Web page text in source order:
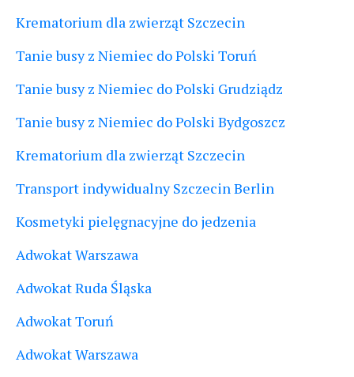
Krematorium dla zwierząt Szczecin
Tanie busy z Niemiec do Polski Toruń
Tanie busy z Niemiec do Polski Grudziądz
Tanie busy z Niemiec do Polski Bydgoszcz
Krematorium dla zwierząt Szczecin
Transport indywidualny Szczecin Berlin
Kosmetyki pielęgnacyjne do jedzenia
Adwokat Warszawa
Adwokat Ruda Śląska
Adwokat Toruń
Adwokat Warszawa